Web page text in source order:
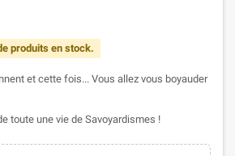
produits en stock.
et cette fois... Vous allez vous boyauder
toute une vie de Savoyardismes !